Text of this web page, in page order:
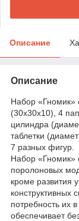
Описание
Описание
Набор «Гномик»
(30х30х10), 4
цилиндра
таблетки
7 разных фигур.
Набор «Гномик»
поролоновых
кроме развития
конструктивных
потребность их
обеспечивает